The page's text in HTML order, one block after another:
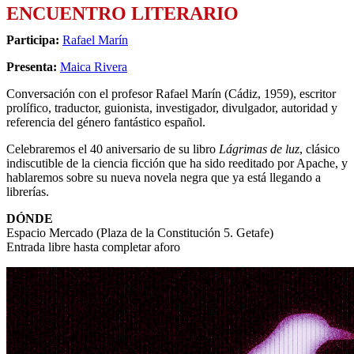
ENCUENTRO LITERARIO
Participa: Rafael Marín
Presenta: Maica Rivera
Conversación con el profesor Rafael Marín (Cádiz, 1959), escritor
prolífico, traductor, guionista, investigador, divulgador, autoridad y
referencia del género fantástico español.
Celebraremos el 40 aniversario de su libro Lágrimas de luz, clásico
indiscutible de la ciencia ficción que ha sido reeditado por Apache, y
hablaremos sobre su nueva novela negra que ya está llegando a
librerías.
DÓNDE
Espacio Mercado (Plaza de la Constitución 5. Getafe)
Entrada libre hasta completar aforo